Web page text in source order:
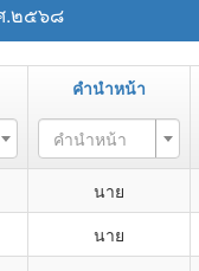
.๒๕๖๘
คำนำหน้า
คำนำหน้า
นาย
นาย